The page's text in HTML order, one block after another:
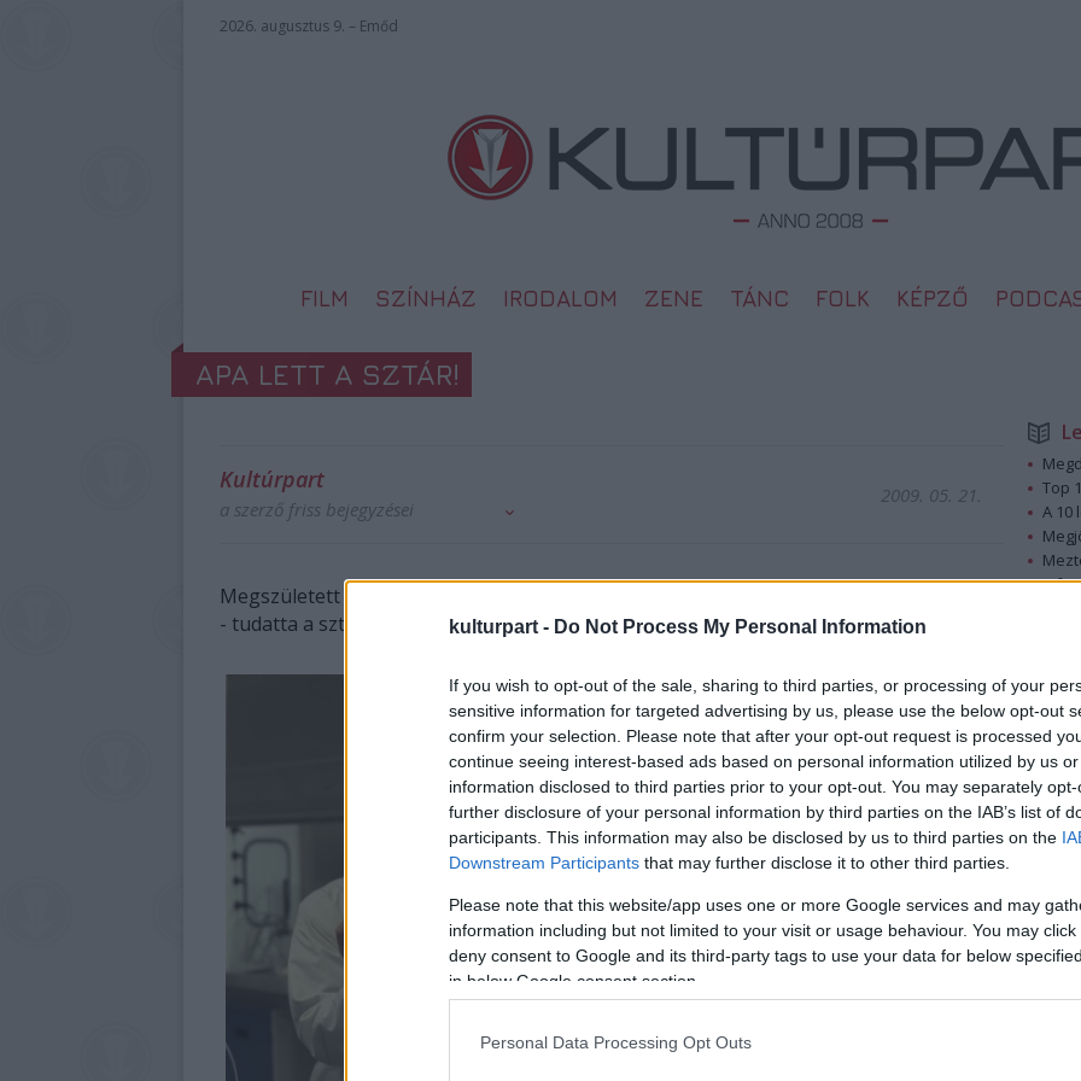
kulturpart - Do Not Process My Personal Information
If you wish to opt-out of the sale, sharing to third parties, or processing of your
sensitive information for targeted advertising by us, please use the below opt-out
confirm your selection. Please note that after your opt-out request is processed
continue seeing interest-based ads based on personal information utilized by us
information disclosed to third parties prior to your opt-out. You may separately
further disclosure of your personal information by third parties on the IAB’s list of
participants. This information may also be disclosed by us to third parties on the
Downstream Participants that may further disclose it to other third parties.
Please note that this website/app uses one or more Google services and may
information including but not limited to your visit or usage behaviour. You may
deny consent to Google and its third-party tags to use your data for below
in below Google consent section.
Personal Data Processing Opt Outs
2026. augusztus 9. – Emőd
FILM SZÍNHÁZ IRODALOM ZENE TÁNC FOLK KÉPZŐ
APA LETT A SZTÁR!
Kultúrpart
a szerző friss bejegyzései
2009. 05. 21.
Megszületett Chad Lowe kislánya. A színész párja, Kim Painter és a kis Mabel is jól van
- tudatta a sztár szóvivője a People magazinnal.
Chad Lowe és Kim Painter két és fél év
alkotnak egy párt. Az Emmy-díjas színész
korábban tíz évig volt Hilary Swank párja,
akitől 2007-ben vált el.
Lowe 15 éves kora óta dolgozik profi
színészként. Kilencéves volt, amikor a család
Los Angelesbe költözött. Szomszédjuk,
Martin Sheen tanácsára próbálkozott meg
a színészettel. A középiskola után New
Yorkba ment, és Alan Savage mellett tanult.
Songs" c. darabjában, és címszereplő volt a
Top
A 10
A
A